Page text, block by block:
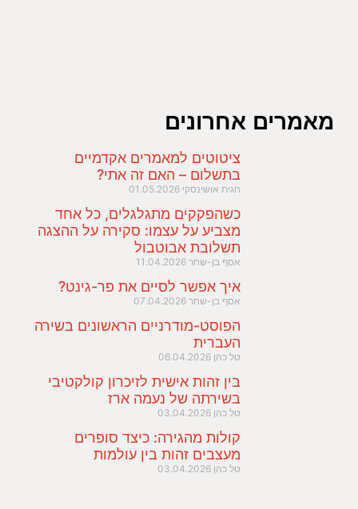
מאמרים אחרונים
ציטוטים למאמרים אקדמיים
בתשלום – האם זה אתי?
חגית אושינסקי 01.05.2026
כשהפקקים מתגלגלים, כל אחד
מצביע על עצמו: סקירה על ההצגה
תשלובת אבוטבול
אסף בן-שחר 11.04.2026
איך אפשר לסיים את פר-גינט?
אסף בן-שחר 07.04.2026
הפוסט-מודרניים הראשונים בשירה
העברית
טל כהן 06.04.2026
בין זהות אישית לזיכרון קולקטיבי
בשירתה של נעמה ארז
טל כהן 03.04.2026
קולות מהגירה: כיצד סופרים
מעצבים זהות בין עולמות
טל כהן 03.04.2026